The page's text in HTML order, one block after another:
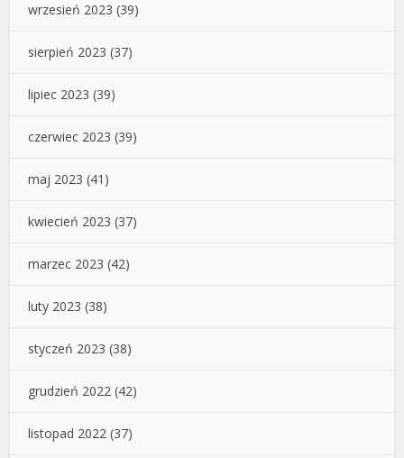
wrzesień 2023 (39)
sierpień 2023 (37)
lipiec 2023 (39)
czerwiec 2023 (39)
maj 2023 (41)
kwiecień 2023 (37)
marzec 2023 (42)
luty 2023 (38)
styczeń 2023 (38)
grudzień 2022 (42)
listopad 2022 (37)